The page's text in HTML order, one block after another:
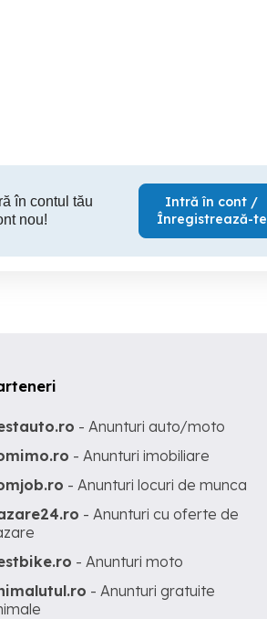
în contul tău
nou!
Intră în cont /
Înregistrează-te
- Anunturi auto/moto
- Anunturi imobiliare
- Anunturi locuri de munca
- Anunturi cu oferte de
- Anunturi moto
- Anunturi gratuite